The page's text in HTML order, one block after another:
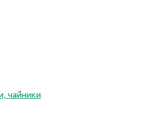
чайники